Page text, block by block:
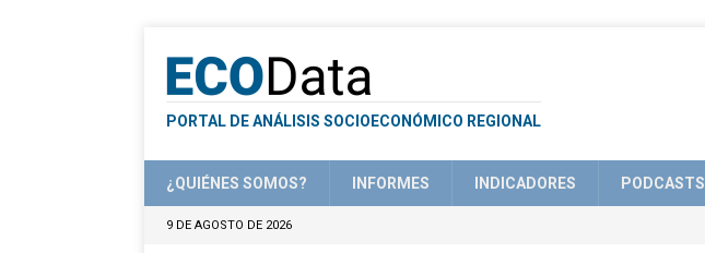
PORTAL DE ANÁLISIS SOCIOECONÓMICO REGIONAL
¿QUIÉNES SOMOS? INFORMES INDICADORES PODCASTS
9 DE AGOSTO DE 2026